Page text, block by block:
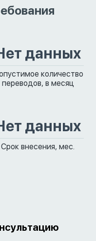
данных
количество
переводов, в месяц
данных
Срок внесения, мес.